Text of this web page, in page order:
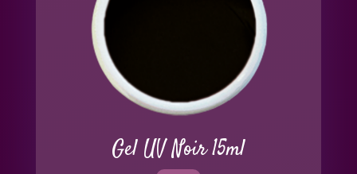
Gel UV Noir 15ml